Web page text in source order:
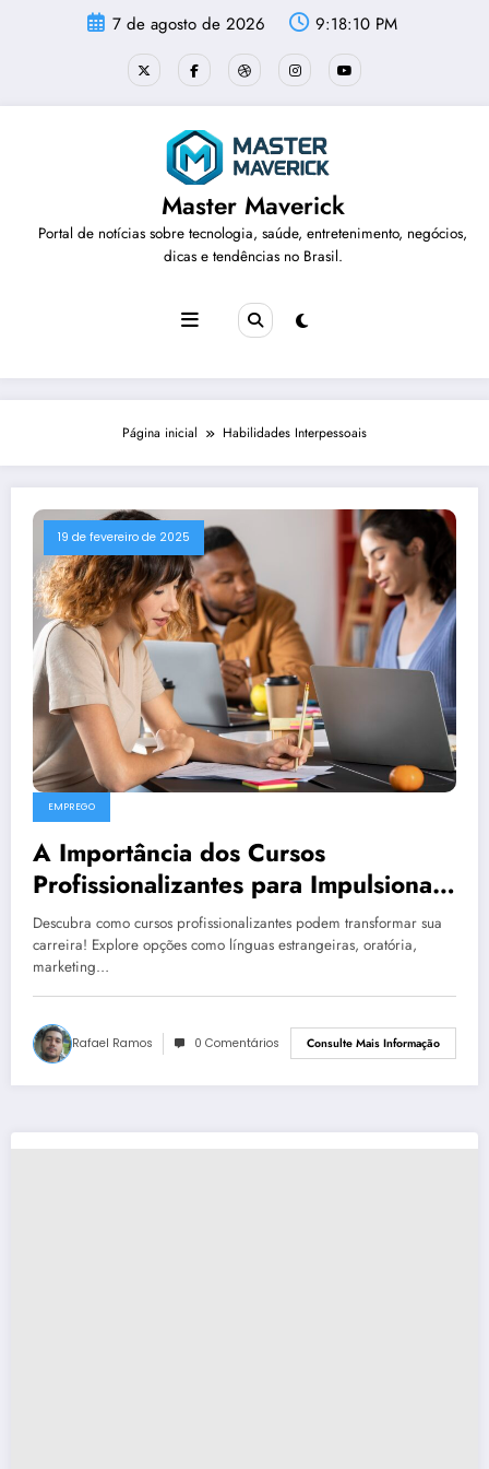
7 de agosto de 2026 9:18:10 PM
Master Maverick
Portal de notícias sobre tecnologia, saúde, entretenimento, negócios,
dicas e tendências no Brasil.
Página inicial Habilidades Interpessoais
19 de fevereiro de 2025
EMPREGO
A Importância dos Cursos
Profissionalizantes para Impulsionar
sua Carreira
Descubra como cursos profissionalizantes podem transformar sua
carreira! Explore opções como línguas estrangeiras, oratória,
marketing…
Rafael Ramos 0 Comentários Consulte Mais Informação